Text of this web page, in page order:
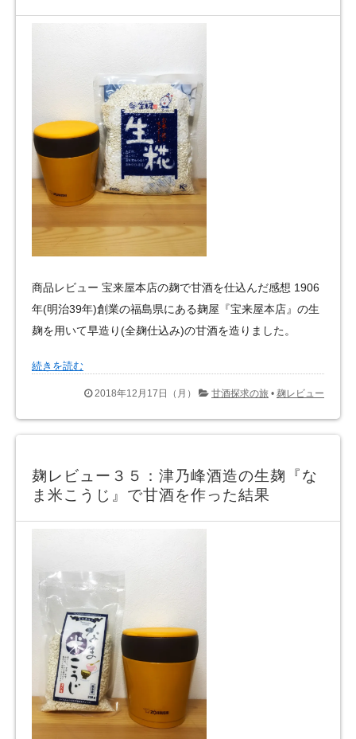
商品レビュー 宝来屋本店の麹で甘酒を仕込んだ感想 1906
年(明治39年)創業の福島県にある麹屋『宝来屋本店』の生
麹を用いて早造り(全麹仕込み)の甘酒を造りました。
続きを読む
2018年12月17日（月） 甘酒探求の旅 • 麹レビュー
麹レビュー３５：津乃峰酒造の生麹『な
ま米こうじ』で甘酒を作った結果